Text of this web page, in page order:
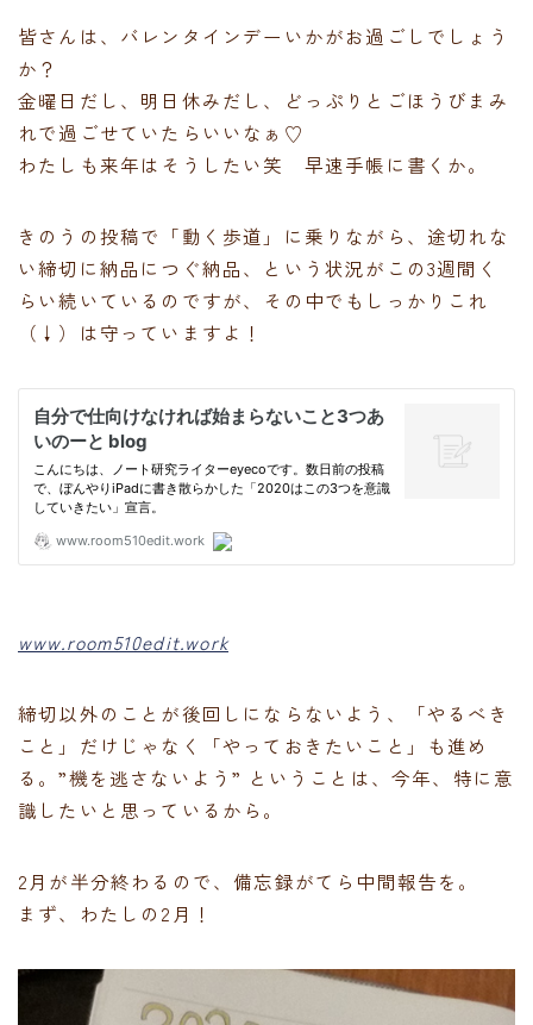
皆さんは、バレンタインデーいかがお過ごしでしょう
か？
金曜日だし、明日休みだし、どっぷりとごほうびまみ
れで過ごせていたらいいなぁ♡
わたしも来年はそうしたい笑 早速手帳に書くか。
きのうの投稿で「動く歩道」に乗りながら、途切れな
い締切に納品につぐ納品、という状況がこの3週間く
らい続いているのですが、その中でもしっかりこれ
（↓）は守っていますよ！
www.room510edit.work
締切以外のことが後回しにならないよう、「やるべき
こと」だけじゃなく「やっておきたいこと」も進め
る。”機を逃さないよう” ということは、今年、特に意
識したいと思っているから。
2月が半分終わるので、備忘録がてら中間報告を。
まず、わたしの2月！